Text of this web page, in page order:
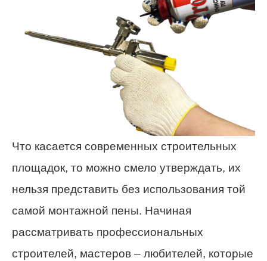
Что касается современных строительных
площадок, то можно смело утверждать, их
нельзя представить без использования той
самой монтажной пены. Начиная
рассматривать профессиональных
строителей, мастеров – любителей, которые